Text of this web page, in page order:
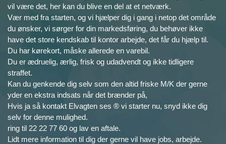
vil være det, her kan du blive en del at et netværk.
Vær med fra starten, og vi hjælper dig i gang i netop det område
du ønsker, vi sørger for din markedsføring, du behøver ikke
have det store kendskab til kontor arbejde, det får du hjælp til.
Du har kørekort, måske allerede en varebil.
Du er ædruelig, ærlig, frisk og udadvendt og ikke tidligere
straffet.
Kan du genkende dig selv som den altid friske M/K der gerne
yder en ekstra indsats når det brænder på,
Hvis ja så kontakt Elvagten ses ® vi starter nu, snyd ikke dig
selv for denne mulighed.
ring til 22 22 77 60 og lav en aftale.
Lidt mere information til dig der gerne vil have jobs, arbejde.